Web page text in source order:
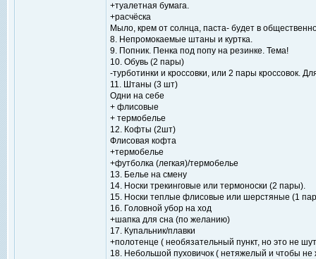
+туалетная бумага.
+расчёска
Мыло, крем от солнца, паста- будет в
8. Непромокаемые штаны и куртка.
9. Попник. Пенка под попу на резинке. Тема!
10. Обувь (2 пары)
-турботинки и кроссовки, или 2 пары кроссовок.
11. Штаны (3 шт)
Одни на себе
+ флисовые
+ термобелье
12. Кофты (2шт)
Флисовая кофта
+термобелье
+футболка (легкая)/термобелье
13. Белье на смену
14. Носки трекинговые или термоноски (2 пары).
15. Носки теплые флисовые или шерстяные (1
16. Головной убор на ход
+шапка для сна (по желанию)
17. Купальник/плавки
+полотенце ( необязательный пункт, но это не
18. Небольшой пуховичок ( нетяжелый и чтобы